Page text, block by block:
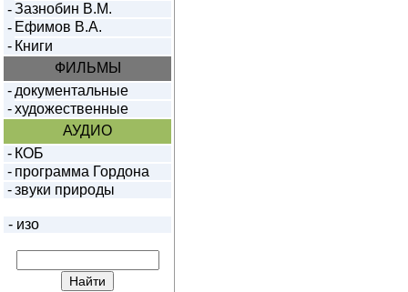
- Зазнобин В.М.
- Ефимов В.А.
- Книги
ФИЛЬМЫ
- документальные
- художественные
АУДИО
- КОБ
- программа Гордона
- звуки природы
- изо